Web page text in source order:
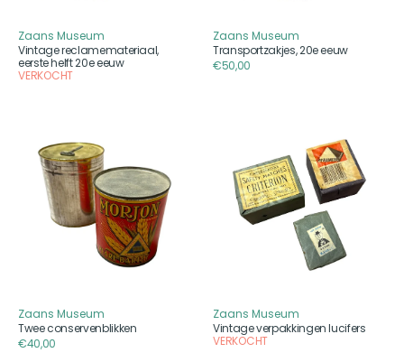
Aanbieder
Zaans Museum
Vintage reclamemateriaal,
eerste helft 20e eeuw
VERKOCHT
Aanbieder
Zaans Museum
Transportzakjes, 20e eeuw
Reguliere
€50,00
conservenblikken
Aanbieder
Zaans Museum
Twee conservenblikken
Reguliere
€40,00
verpakkingen
lucifers
Aanbieder
Zaans Museum
Vintage verpakkingen lucifers
VERKOCHT